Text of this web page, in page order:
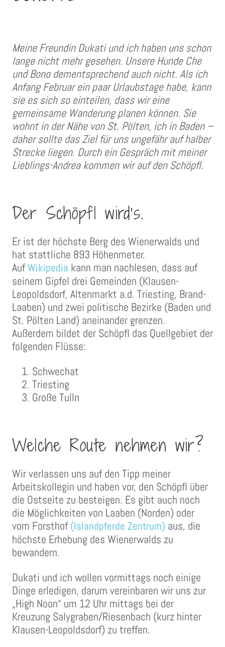
Meine Freundin Dukati und ich haben uns schon
lange nicht mehr gesehen. Unsere Hunde Che
und Bono dementsprechend auch nicht. Als ich
Anfang Februar ein paar Urlaubstage habe, kann
sie es sich so einteilen, dass wir eine
gemeinsame Wanderung planen können. Sie
wohnt in der Nähe von St. Pölten, ich in Baden –
daher sollte das Ziel für uns ungefähr auf halber
Strecke liegen. Durch ein Gespräch mit meiner
Lieblings-Andrea kommen wir auf den Schöpfl.
Der Schöpfl wird’s.
Er ist der höchste Berg des Wienerwalds und
hat stattliche 893 Höhenmeter.
AufWikipedia kann man nachlesen, dass auf
seinem Gipfel drei Gemeinden (Klausen-
Leopoldsdorf, Altenmarkt a.d. Triesting, Brand-
Laaben) und zwei politische Bezirke (Baden und
St. Pölten Land) aneinander grenzen.
Außerdem bildet der Schöpfl das Quellgebiet der
folgenden Flüsse:
Schwechat
Triesting
Große Tulln
Welche Route nehmen wir?
Wir verlassen uns auf den Tipp meiner
Arbeitskollegin und haben vor, den Schöpfl über
die Ostseite zu besteigen. Es gibt auch noch
die Möglichkeiten von Laaben (Norden) oder
vom Forsthof(Islandpferde Zentrum) aus, die
höchste Erhebung des Wienerwalds zu
bewandern.
Dukati und ich wollen vormittags noch einige
Dinge erledigen, darum vereinbaren wir uns zur
„High Noon“ um 12 Uhr mittags bei der
Kreuzung Salygraben/Riesenbach (kurz hinter
Klausen-Leopoldsdorf) zu treffen.